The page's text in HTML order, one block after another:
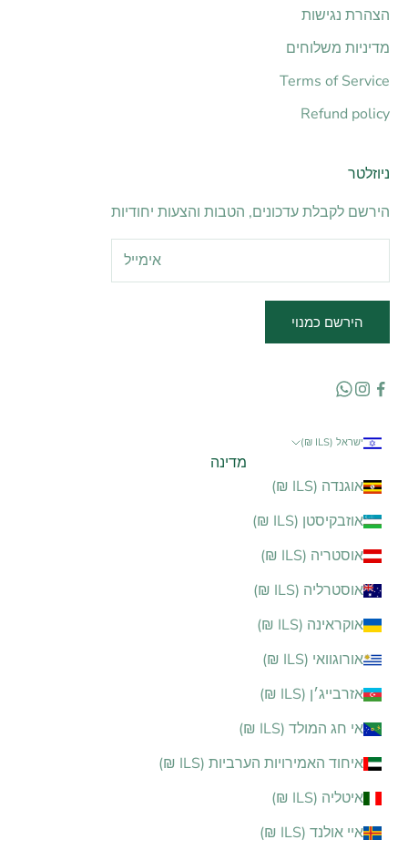
הצהרת נגישות
מדיניות משלוחים
Terms of Service
Refund policy
ניוזלטר
הירשם לקבלת עדכונים, הטבות והצעות יחודיות
הירשם כמנוי
ישראל (ILS ₪)
מדינה
אוגנדה (ILS ₪)
אוזבקיסטן (ILS ₪)
אוסטריה (ILS ₪)
אוסטרליה (ILS ₪)
אוקראינה (ILS ₪)
אורוגוואי (ILS ₪)
אזרבייג׳ן (ILS ₪)
אי חג המולד (ILS ₪)
איחוד האמירויות הערביות (ILS ₪)
איטליה (ILS ₪)
איי אולנד (ILS ₪)